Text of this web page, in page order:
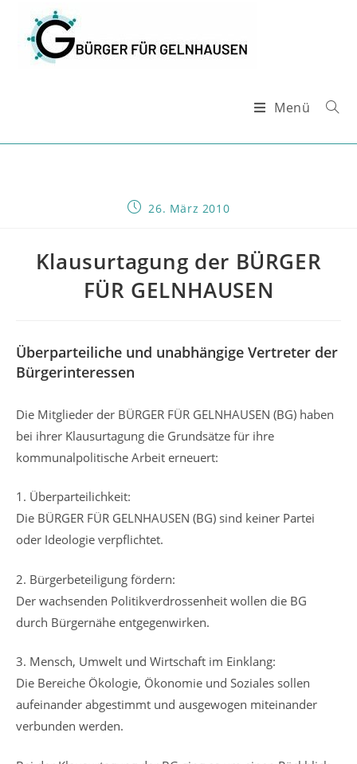
springen
Menü
Beitrag26. März 2010
Klausurtagung der BÜRGER
FÜR GELNHAUSEN
Überparteiliche und unabhängige Vertreter der
Bürgerinteressen
Die Mitglieder der BÜRGER FÜR GELNHAUSEN (BG) haben
bei ihrer Klausurtagung die Grundsätze für ihre
kommunalpolitische Arbeit erneuert:
1. Überparteilichkeit:
Die BÜRGER FÜR GELNHAUSEN (BG) sind keiner Partei
oder Ideologie verpflichtet.
2. Bürgerbeteiligung fördern:
Der wachsenden Politikverdrossenheit wollen die BG
durch Bürgernähe entgegenwirken.
3. Mensch, Umwelt und Wirtschaft im Einklang:
Die Bereiche Ökologie, Ökonomie und Soziales sollen
aufeinander abgestimmt und ausgewogen miteinander
verbunden werden.